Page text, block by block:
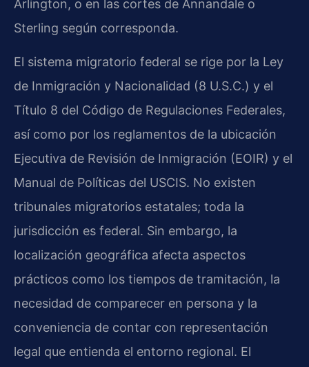
Arlington, o en las cortes de Annandale o
Sterling según corresponda.
El sistema migratorio federal se rige por la Ley
de Inmigración y Nacionalidad (8 U.S.C.) y el
Título 8 del Código de Regulaciones Federales,
así como por los reglamentos de la ubicación
Ejecutiva de Revisión de Inmigración (EOIR) y el
Manual de Políticas del USCIS. No existen
tribunales migratorios estatales; toda la
jurisdicción es federal. Sin embargo, la
localización geográfica afecta aspectos
prácticos como los tiempos de tramitación, la
necesidad de comparecer en persona y la
conveniencia de contar con representación
legal que entienda el entorno regional. El